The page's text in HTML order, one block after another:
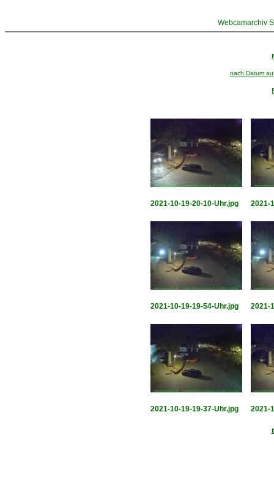
Webcamarchiv
nach Datum
2021-10-19-20-10-Uhr.jpg 2021-
2021-10-19-19-54-Uhr.jpg 2021-
2021-10-19-19-37-Uhr.jpg 2021-